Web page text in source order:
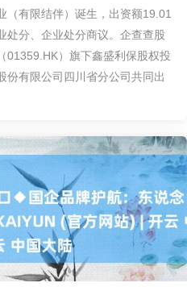
（有限结伴）诞生，出资额19.01
处分、企业处分商议。企查查股
01359.HK）旗下鑫盛利保股权投
份有限公司四川省分公司共同出